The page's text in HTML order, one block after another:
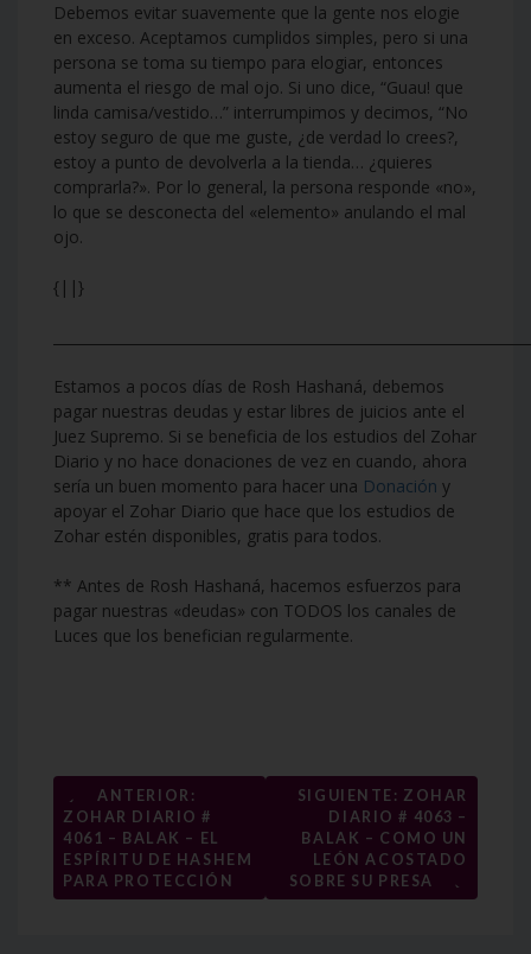
Debemos evitar suavemente que la gente nos elogie
en exceso. Aceptamos cumplidos simples, pero si una
persona se toma su tiempo para elogiar, entonces
aumenta el riesgo de mal ojo. Si uno dice, “Guau! que
linda camisa/vestido…” interrumpimos y decimos, “No
estoy seguro de que me guste, ¿de verdad lo crees?,
estoy a punto de devolverla a la tienda… ¿quieres
comprarla?». Por lo general, la persona responde «no»,
lo que se desconecta del «elemento» anulando el mal
ojo.
{||}
Estamos a pocos días de Rosh Hashaná, debemos
pagar nuestras deudas y estar libres de juicios ante el
Juez Supremo. Si se beneficia de los estudios del Zohar
Diario y no hace donaciones de vez en cuando, ahora
sería un buen momento para hacer una Donación y
apoyar el Zohar Diario que hace que los estudios de
Zohar estén disponibles, gratis para todos.
** Antes de Rosh Hashaná, hacemos esfuerzos para
pagar nuestras «deudas» con TODOS los canales de
Luces que los benefician regularmente.
Navegación
de
entradas
←
ANTERIOR:
ZOHAR DIARIO #
4061 – BALAK – EL
ESPÍRITU DE HASHEM
PARA PROTECCIÓN
SIGUIENTE: ZOHAR
DIARIO # 4063 –
BALAK – COMO UN
LEÓN ACOSTADO
SOBRE SU PRESA
→